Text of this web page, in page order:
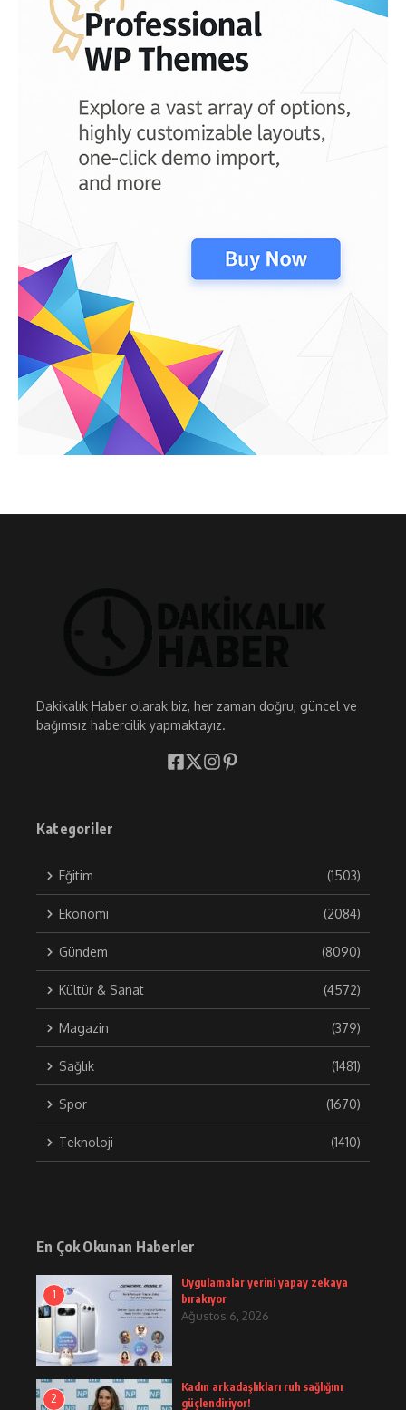
Dakikalık Haber olarak biz, her zaman doğru, güncel ve
bağımsız habercilik yapmaktayız.
Kategoriler
Eğitim (1503)
Ekonomi (2084)
Gündem (8090)
Kültür & Sanat (4572)
Magazin (379)
Sağlık (1481)
Spor (1670)
Teknoloji (1410)
En Çok Okunan Haberler
1
Uygulamalar yerini yapay zekaya
bırakıyor
Ağustos 6, 2026
2
Kadın arkadaşlıkları ruh sağlığını
güçlendiriyor!